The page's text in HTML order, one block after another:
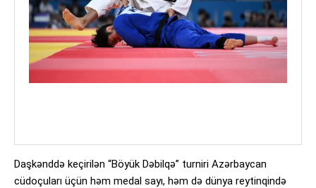
Daşkənddə keçirilən “Böyük Dəbilqə” turniri Azərbaycan
cüdoçuları üçün həm medal sayı, həm də dünya reytinqində